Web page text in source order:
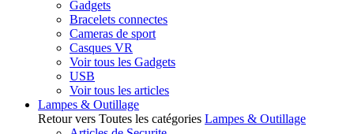
Gadgets
Bracelets connectes
Cameras de sport
Casques VR
Voir tous les Gadgets
USB
Voir tous les articles
Lampes & Outillage
Retour vers Toutes les catégories Lampes & Outillage